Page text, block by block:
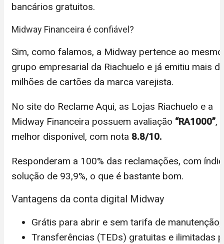
bancários gratuitos.
Midway Financeira é confiável?
Sim, como falamos, a Midway pertence ao mesmo
grupo empresarial da Riachuelo e já emitiu mais
milhões de cartões da marca varejista.
No site do Reclame Aqui, as Lojas Riachuelo e a
Midway Financeira possuem avaliação “RA1000”,
melhor disponível, com nota 8.8/10.
Responderam a 100% das reclamações, com
solução de 93,9%, o que é bastante bom.
Vantagens da conta digital Midway
Grátis para abrir e sem tarifa de manutenção;
Transferências (TEDs) gratuitas e ilimitadas